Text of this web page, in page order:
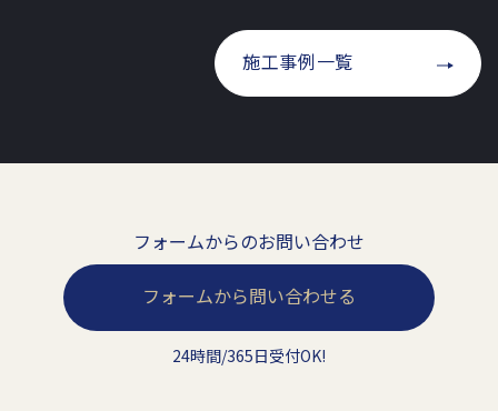
施工事例一覧
フォームからのお問い合わせ
フォームから問い合わせる
24時間/365日受付OK!